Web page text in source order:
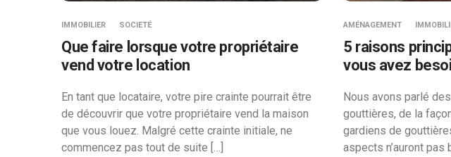
IMMOBILIER SOCIETÉ
Que faire lorsque votre propriétaire
vend votre location
En tant que locataire, votre pire crainte pourrait être
de découvrir que votre propriétaire vend la maison
que vous louez. Malgré cette crainte initiale, ne
commencez pas tout de suite […]
AMÉNAGEMENT
5 raisons
vous avez
Nous avons parlé
gouttières, de la
gardiens de
aspects n’auront pas